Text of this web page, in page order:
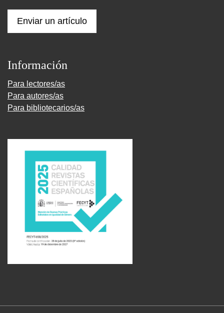
Enviar un artículo
Información
Para lectores/as
Para autores/as
Para bibliotecarios/as